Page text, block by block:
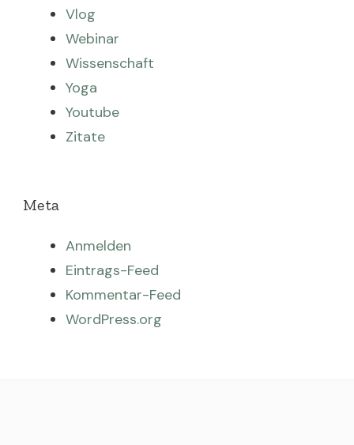
Vlog
Webinar
Wissenschaft
Yoga
Youtube
Zitate
Meta
Anmelden
Eintrags-Feed
Kommentar-Feed
WordPress.org